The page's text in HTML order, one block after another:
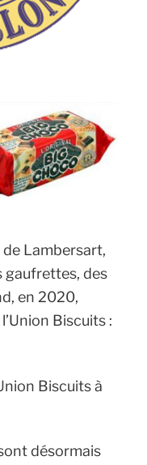
Lambersart,
gaufrettes, des
en 2020,
Biscuits :
Biscuits à
désormais